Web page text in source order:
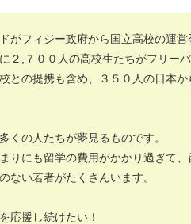
がフィジー政府から国立高校の運
２,７００人の高校生たちがフリー
との提携も含め、３５０人の日本
くの人たちが夢見るものです。
りにも留学の費用がかかり過ぎて
ない若者がたくさんいます。
応援し続けたい！